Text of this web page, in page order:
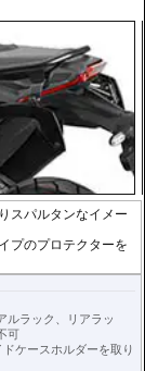
スパルタンなイメー
プのプロテクターを
ルラック、リアラッ
可
ケースホルダーを取り